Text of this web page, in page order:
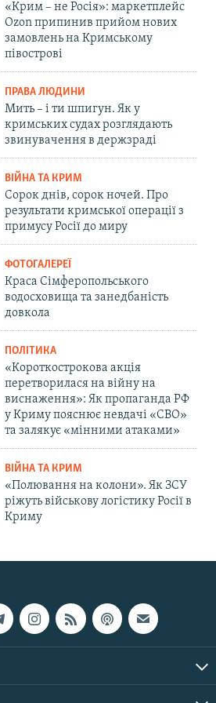
«Крим – не Росія»: маркетплейс
Ozon припинив прийом нових
замовлень на Кримському
півострові
ПРАВА ЛЮДИНИ
Мить – і ти шпигун. Як у
кримських судах розглядають
звинувачення в держзраді
ВІЙНА ТА КРИМ
Сорок днів, сорок ночей. Про
результати кримської операції з
примусу Росії до миру
ФОТОГАЛЕРЕЇ
Краса Сімферопольського
водосховища та занедбаність
довкола
ПОЛІТИКА
«Короткострокова акція
перетворилася на війну на
виснаження»: Як пропаганда РФ
у Криму пояснює невдачі «СВО»
та залякує «мінними атаками»
ВІЙНА ТА КРИМ
«Полювання на колони». Як ЗСУ
ріжуть військову логістику Росії в
Криму